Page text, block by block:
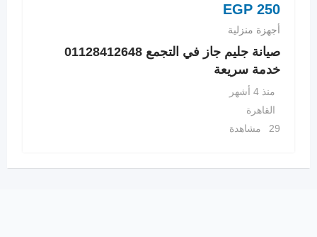
EGP 250
أجهزة منزلية
صيانة جليم جاز في التجمع 01128412648
خدمة سريعة
منذ 4 أشهر
القاهرة
29 مشاهدة